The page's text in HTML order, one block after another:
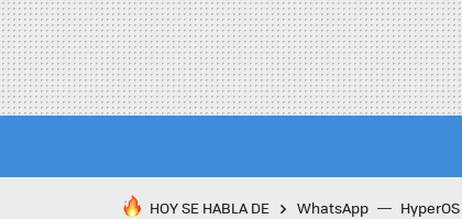
HOY SE HABLA DE WhatsApp HyperOS